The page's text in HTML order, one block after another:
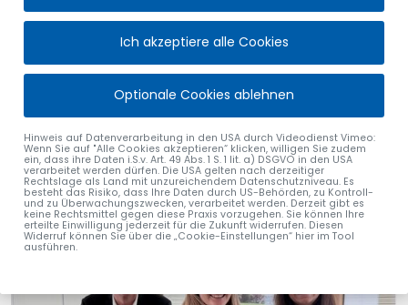
weiterzuentwickeln und die Sichtbarkeit des Allgäus
nachhaltig zu stärken.
Wir freuen uns sehr über die personelle Verstärkung und
wünschen Johanna Fischer und Elisa Ritzenthaler einen
erfolgreichen Start, viel Freude bei ihren neuen Aufgaben
und eine gute Zusammenarbeit im Team des Marktes
Sulzberg.
Ich akzeptiere alle Cookies
Optionale Cookies ablehnen
Hinweis auf Datenverarbeitung in den USA durch Videodienst Vimeo:
Wenn Sie auf "Alle Cookies akzeptieren“ klicken, willigen Sie zudem
ein, dass ihre Daten i.S.v. Art. 49 Abs. 1 S. 1 lit. a) DSGVO in den USA
verarbeitet werden dürfen. Die USA gelten nach derzeitiger
Rechtslage als Land mit unzureichendem Datenschutzniveau. Es
besteht das Risiko, dass Ihre Daten durch US-Behörden, zu Kontroll-
und zu Überwachungszwecken, verarbeitet werden. Derzeit gibt es
keine Rechtsmittel gegen diese Praxis vorzugehen. Sie können Ihre
erteilte Einwilligung jederzeit für die Zukunft widerrufen. Diesen
Widerruf können Sie über die „Cookie-Einstellungen“ hier im Tool
ausführen.